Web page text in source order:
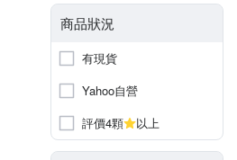
商品狀況
有現貨
Yahoo自營
評價4顆
以上